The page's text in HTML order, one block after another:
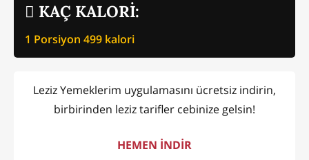
KAÇ KALORİ:
1 Porsiyon 499 kalori
Leziz Yemeklerim uygulamasını ücretsiz indirin,
birbirinden leziz tarifler cebinize gelsin!
HEMEN İNDİR